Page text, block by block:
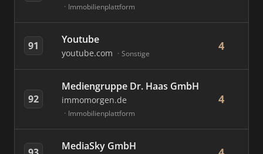
Immobilienplattform
91 Youtube
youtube.com Sonstige
4
92
Mediengruppe Dr. Haas GmbH
immomorgen.de
Immobilienplattform
4
MediaSky GmbH